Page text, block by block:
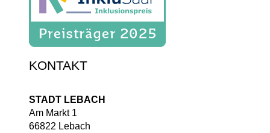
KONTAKT
STADT LEBACH
Am Markt 1
66822 Lebach